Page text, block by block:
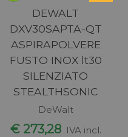
DEWALT
DXV30SAPTA-QT
ASPIRAPOLVERE
FUSTO INOX lt30
SILENZIATO
STEALTHSONIC
DeWalt
€ 273,28 IVA incl.